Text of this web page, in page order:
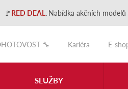
🚩RED DEAL. Nabídka akčních modelů
🔧
Kariéra E-
SLUŽBY